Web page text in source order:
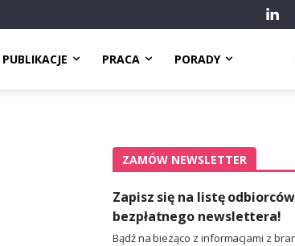
PUBLIKACJE PRACA PORADY
ZAMÓW NEWSLETTER
Zapisz się na listę odbiorców
bezpłatnego newslettera!
Bądź na bieżąco z informacjami z